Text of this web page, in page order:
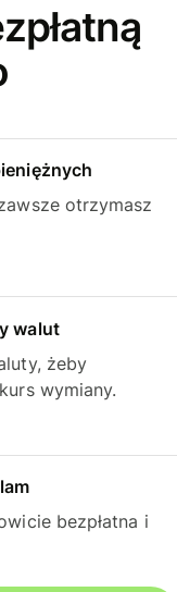
otrzymasz
walut
żeby
wymiany.
bezpłatna i